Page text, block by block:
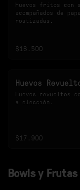
Huevos fritos
acompañados de
rostizadas.
$16.500
Huevos
Huevos revueltos
a elección.
$17.900
Bowls y Frutas